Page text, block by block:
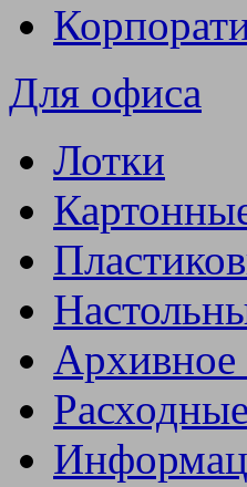
Для офиса
Лотки
Архивное